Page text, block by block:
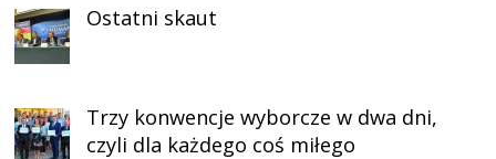
Ostatni skaut
Trzy konwencje wyborcze w dwa dni,
czyli dla każdego coś miłego